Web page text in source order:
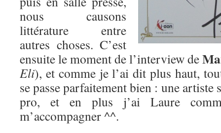
nous causons
littérature entre
autres choses. C’est
ensuite le moment de l’interview de
Eli), et comme je l’ai dit plus haut,
se passe parfaitement bien : une artiste
pro, et en plus j’ai Laure
m’accompagner ^^.